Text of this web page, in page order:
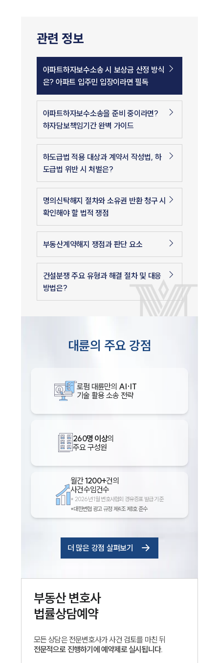
관련 정보
아파트하자보수소송 시 보상금 산정 방식
은? 아파트 입주민 입장이라면 필독
아파트하자보수소송을 준비 중이라면?
하자담보책임기간 완벽 가이드
하도급법 적용 대상과 계약서 작성법, 하
도급법 위반 시 처벌은?
명의신탁해지 절차와 소유권 반환 청구 시
확인해야 할 법적 쟁점
부동산계약해지 쟁점과 판단 요소
건설분쟁 주요 유형과 해결 절차 및 대응
방법은?
대륜의 주요 강점
로펌 대륜만의 AI·IT
기술 활용 소송 전략
260명 이상의
주요 구성원
월간1200+건의
사건수임건수
* 2026년 1월 변호사협회 경유증표 발급 기준
*대한변협 광고 규정 제4조 제1호 준수
더 많은 강점 살펴보기
부동산변호사
법률상담예약
모든 상담은 전문변호사가 사건 검토를 마친 뒤
전문적으로 진행하기에 예약제로 실시됩니다.